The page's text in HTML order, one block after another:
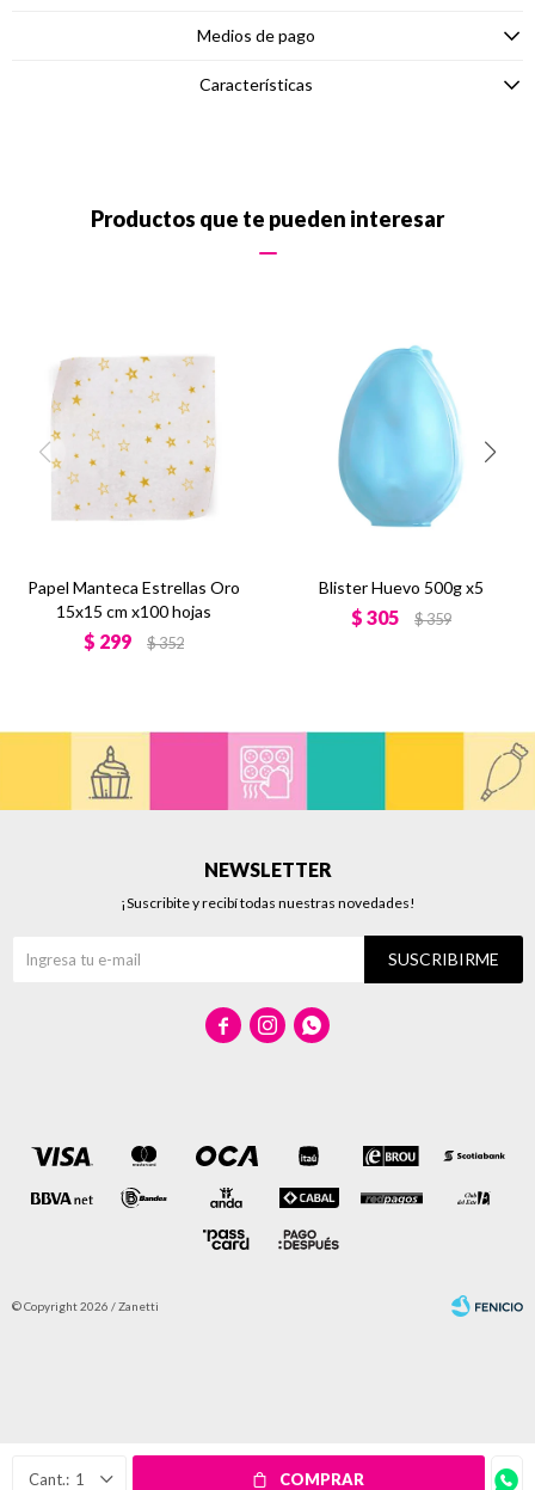
1 COMPRAR
Medios de pago
Características
Productos que te pueden interesar
Papel Manteca Estrellas Oro
15x15 cm x100 hojas
$ 299 $352
Blister Huevo 500g x5
$ 305 $359
NEWSLETTER
¡Suscribite y recibí todas nuestras novedades!
SUSCRIBIRME
  
© Copyright 2026 / Zanetti